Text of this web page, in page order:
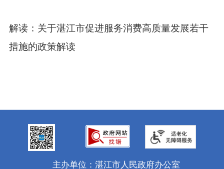
解读： 关于湛江市促进服务消费高质量发展若干
措施的政策解读
主办单位：湛江市人民政府办公室